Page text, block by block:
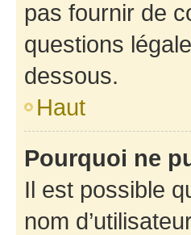
pas fournir de
questions
dessous.
Haut
Pourquoi ne
Il est possible
nom